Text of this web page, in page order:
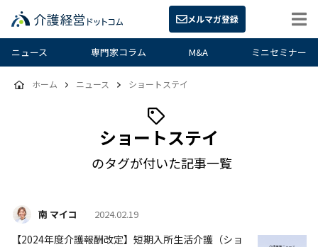
メルマガ登録
ニュース 専門家コラム M&A ミニセミナー
ショートステイ
のタグが付いた記事一覧
ホーム ニュース ショートステイ
南 マイコ 2024.02.19
【2024年度介護報酬改定】短期入所生活介護（ショ